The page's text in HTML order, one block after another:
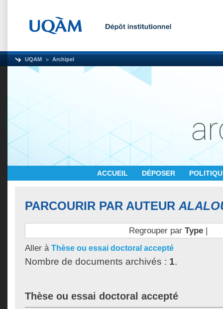
UQAM Archipel
ACCUEIL DÉPOSER
PARCOURIR PAR AUTEUR
Regrouper par Type|
Aller à Thèse ou essai doctoral accepté
Nombre de documents archivés : 1.
Thèse ou essai doctoral accepté